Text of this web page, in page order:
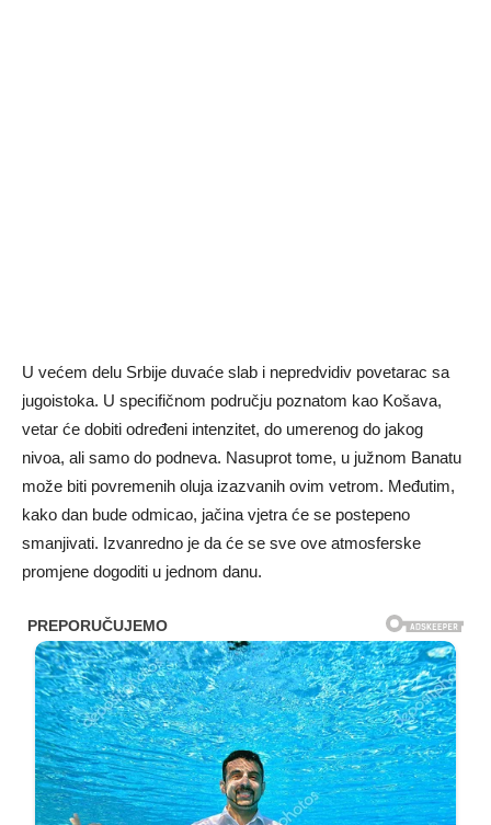
U većem delu Srbije duvaće slab i nepredvidiv povetarac sa
jugoistoka. U specifičnom području poznatom kao Košava,
vetar će dobiti određeni intenzitet, do umerenog do jakog
nivoa, ali samo do podneva. Nasuprot tome, u južnom Banatu
može biti povremenih oluja izazvanih ovim vetrom. Međutim,
kako dan bude odmicao, jačina vjetra će se postepeno
smanjivati. Izvanredno je da će se sve ove atmosferske
promjene dogoditi u jednom danu.